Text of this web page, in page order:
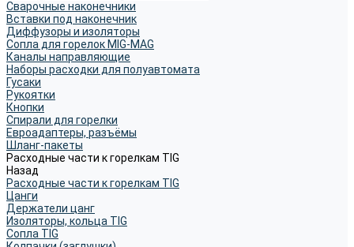
Сварочные наконечники
Вставки под наконечник
Диффузоры и изоляторы
Сопла для горелок MIG-MAG
Каналы направляющие
Наборы расходки для полуавтомата
Гусаки
Рукоятки
Кнопки
Спирали для горелки
Евроадаптеры, разъёмы
Шланг-пакеты
Расходные части к горелкам TIG
Назад
Расходные части к горелкам TIG
Цанги
Держатели цанг
Изоляторы, кольца TIG
Сопла TIG